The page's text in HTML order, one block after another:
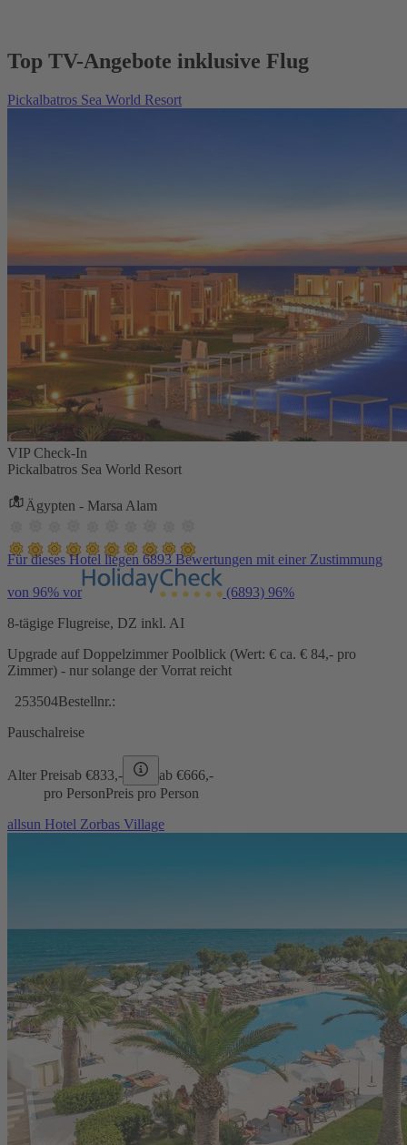
Top TV-Angebote inklusive Flug
Pickalbatros Sea World Resort
VIP Check-In
Pickalbatros Sea World Resort
Ägypten - Marsa Alam
Für dieses Hotel liegen 6893 Bewertungen mit einer Zustimmung
von 96% vor (6893) 96%
8-tägige Flugreise, DZ inkl. AI
Upgrade auf Doppelzimmer Poolblick (Wert: € ca. € 84,- pro
Zimmer) - nur solange der Vorrat reicht
253504Bestellnr.:
Pauschalreise
Alter Preisab €833,- ab €666,-
pro PersonPreis pro Person
allsun Hotel Zorbas Village